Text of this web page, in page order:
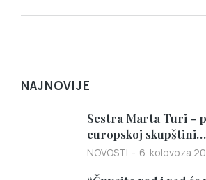
NAJNOVIJE
Sestra Marta Turi –
europskoj skupštini…
NOVOSTI 6. kolovoza